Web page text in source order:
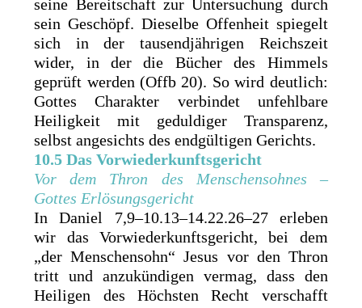
seine Bereitschaft zur Untersuchung durch
sein Geschöpf. Dieselbe Offenheit spiegelt
sich in der tausendjährigen Reichszeit
wider, in der die Bücher des Himmels
geprüft werden (Offb 20). So wird deutlich:
Gottes Charakter verbindet unfehlbare
Heiligkeit mit geduldiger Transparenz,
selbst angesichts des endgültigen Gerichts.
10.5 Das Vorwiederkunftsgericht
Vor dem Thron des Menschensohnes –
Gottes Erlösungsgericht
In Daniel 7,9–10.13–14.22.26–27 erleben
wir das Vorwiederkunftsgericht, bei dem
„der Menschensohn“ Jesus vor den Thron
tritt und anzukündigen vermag, dass den
Heiligen des Höchsten Recht verschafft